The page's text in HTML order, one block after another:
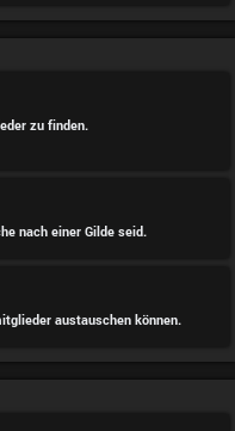
zu finden.
nach einer Gilde seid.
austauschen können.